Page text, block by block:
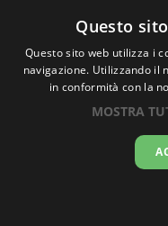
Ora
Questo
Questo sito web utilizza i
navigazione. Utilizzando il
in conformità con la
MOSTRA